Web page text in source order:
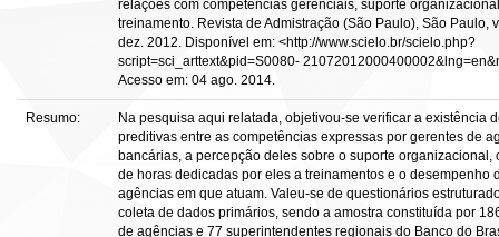
relações com competências gerenciais, suporte
treinamento. Revista de Admistração (São Paulo), São Paulo,
dez. 2012. Disponível em: <http://www.scielo.br/scielo.php?
script=sci_arttext&pid=S0080-
Acesso em: 04 ago. 2014.
Resumo:
Na pesquisa aqui relatada, objetivou-se verificar a existência
preditivas entre as competências expressas por gerentes de
bancárias, a percepção deles sobre o suporte organizacional,
de horas dedicadas por eles a treinamentos e o desempenho
agências em que atuam. Valeu-se de questionários
coleta de dados primários, sendo a amostra constituída por
de agências e 77 superintendentes regionais do Banco do